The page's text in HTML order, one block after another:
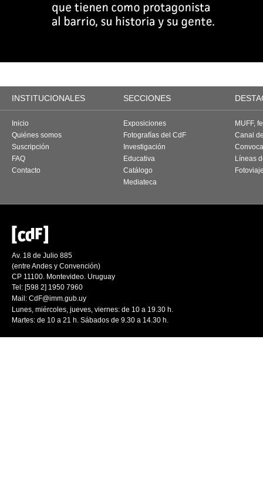
INSTITUCIONALES SECCIONES
Inicio
Quiénes somos
Suscripción
FAQ
Contacto
Exposiciones
Fotografías del CdF
Investigación
Educativa
Catálogo
Mediateca
MUFF,
Canal
Líneas
Av. 18 de Julio 885
(entre Andes y Convención)
CP 11100. Montevideo. Uruguay
Tel: [598 2] 1950 7960
Mail: CdF@imm.gub.uy
Lunes, miércoles, jueves, viernes: de 10 a 19.30 h.
Martes: de 10 a 21 h. Sábados de 9.30 a 14.30 h.